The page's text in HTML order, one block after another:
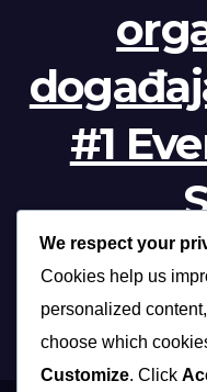
#1
Profesionalna
Sad, Niš, Kopaonik,
We respect your
Cookies help us
personalized
choose which
Customize. Click